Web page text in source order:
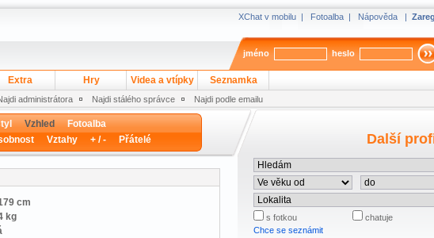
XChat v mobilu | Fotoalba | Nápověda |
jméno heslo
Extra Hry Videa a vtípky Seznamka
administrátora Najdi stálého správce Najdi podle emailu
Vzhled
Fotoalba
Vztahy + / - Přátelé Další
cm
kg
s fotkou
chatuje
Chce se seznámit